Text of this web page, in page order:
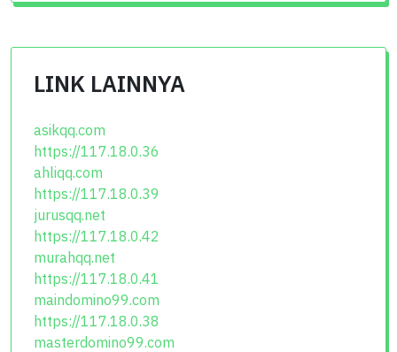
LINK LAINNYA
asikqq.com
https://117.18.0.36
ahliqq.com
https://117.18.0.39
jurusqq.net
https://117.18.0.42
murahqq.net
https://117.18.0.41
maindomino99.com
https://117.18.0.38
masterdomino99.com